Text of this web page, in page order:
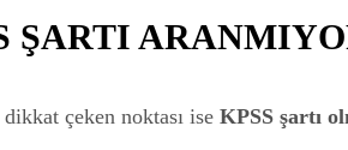
ŞARTI
çeken noktası ise KPSS şartı